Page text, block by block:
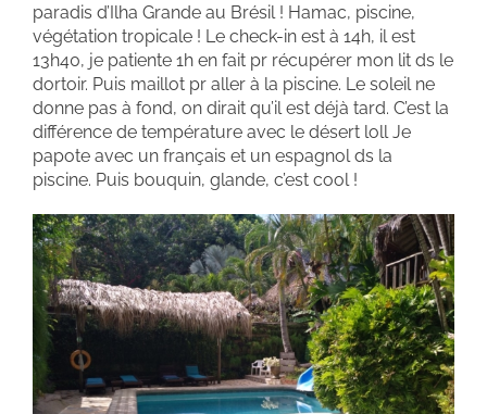
paradis d’Ilha Grande au Brésil ! Hamac, piscine,
végétation tropicale ! Le check-in est à 14h, il est
13h40, je patiente 1h en fait pr récupérer mon lit ds le
dortoir. Puis maillot pr aller à la piscine. Le soleil ne
donne pas à fond, on dirait qu’il est déjà tard. C’est la
différence de température avec le désert loll Je
papote avec un français et un espagnol ds la
piscine. Puis bouquin, glande, c’est cool !